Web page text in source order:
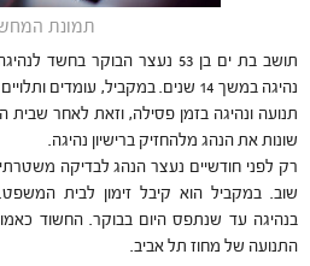
תמונת
תושב בת ים בן 53 נעצר הבוקר
נהיגה במשך 14 שנים. במקביל, עומדים
תנועה ונהיגה בזמן פסילה, וזאת לאחר
שונות את הנהג מלהחזיק ברישיון נהיגה.
רק לפני חודשיים נעצר הנהג לבדיקה
שוב. במקביל הוא קיבל זימון לבית
בנהיגה עד שנתפס היום בבוקר. החשוד
התנועה של מחוז תל אביב.